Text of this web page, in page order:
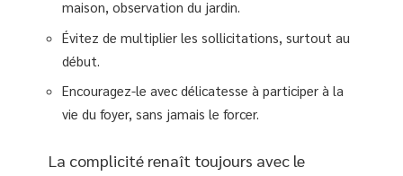
maison, observation du jardin.
Évitez de multiplier les sollicitations, surtout au
début.
Encouragez-le avec délicatesse à participer à la
vie du foyer, sans jamais le forcer.
La complicité renaît toujours avec le